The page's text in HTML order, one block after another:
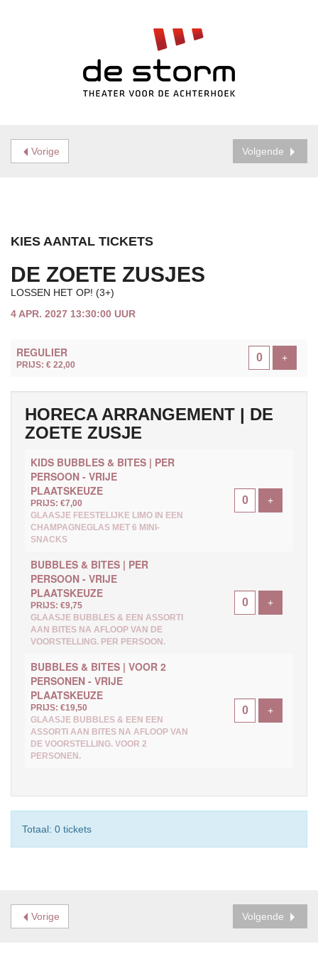
Vorige Volgende
KIES AANTAL TICKETS
DE ZOETE ZUSJES
LOSSEN HET OP! (3+)
4 APR. 2027 13:30:00 UUR
REGULIER
PRIJS: € 22,00
+Voeg
HORECA ARRANGEMENT | DE
ZOETE ZUSJE
KIDS BUBBLES & BITES | PER
PERSOON - VRIJE
PLAATSKEUZE
PRIJS: €7,00
GLAASJE FEESTELIJKE LIMO IN EEN
CHAMPAGNEGLAS MET 6 MINI-
SNACKS
+Voeg
BUBBLES & BITES | PER
PERSOON - VRIJE
PLAATSKEUZE
PRIJS: €9,75
GLAASJE BUBBLES & EEN ASSORTI
AAN BITES NA AFLOOP VAN DE
VOORSTELLING. PER PERSOON.
+Voeg
BUBBLES & BITES | VOOR 2
PERSONEN - VRIJE
PLAATSKEUZE
PRIJS: €19,50
GLAASJE BUBBLES & EEN EEN
ASSORTI AAN BITES NA AFLOOP VAN
DE VOORSTELLING. VOOR 2
PERSONEN.
+Voeg
Totaal: 0 tickets
Vorige Volgende